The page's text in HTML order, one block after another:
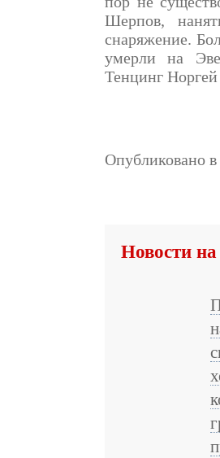
Шерпов,
снаряжение.
умерли на
Тенцинг Норгей
Опубликовано в
Новости на